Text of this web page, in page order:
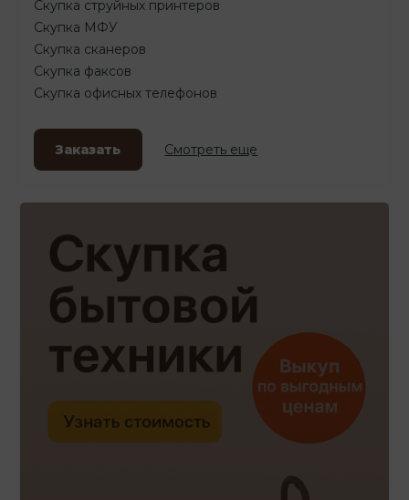
Скупка струйных принтеров
Скупка МФУ
Скупка сканеров
Скупка факсов
Скупка офисных телефонов
Заказать Смотреть еще